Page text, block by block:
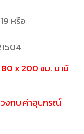
หรือ
80 x 200 ซม. บาน้
วงกบ ค่าอุปกรณ์